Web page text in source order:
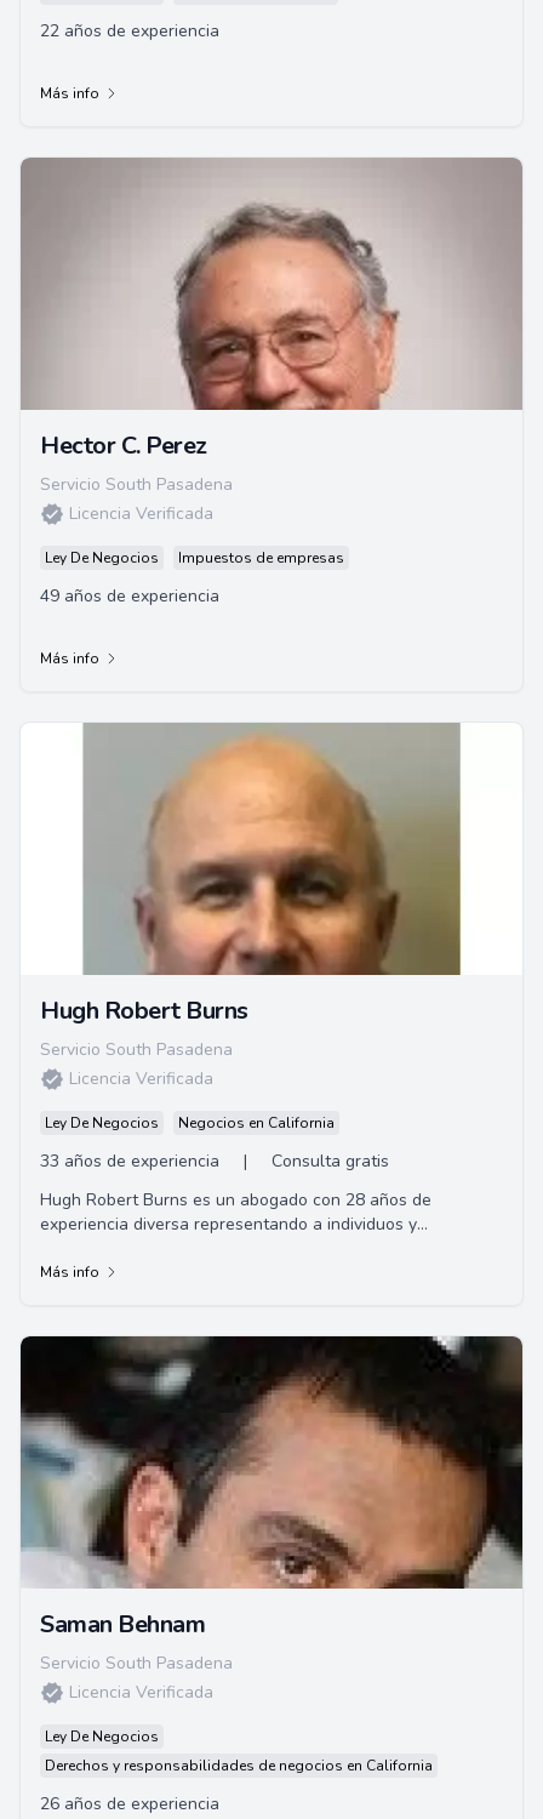
22 años de experiencia
Más info
Hector C. Perez
Servicio South Pasadena
Licencia Verificada
Ley De Negocios Impuestos de empresas
49 años de experiencia
Más info
Hugh Robert Burns
Servicio South Pasadena
Licencia Verificada
Ley De Negocios Negocios en California
33 años de experiencia |
Consulta gratis
Hugh Robert Burns es un abogado con 28 años de
experiencia diversa representando a individuos y
amplia experiencia en América Latina, posee habilidades
Más info
Saman Behnam
Servicio South Pasadena
Licencia Verificada
Ley De Negocios
Derechos y responsabilidades de negocios en California
26 años de experiencia